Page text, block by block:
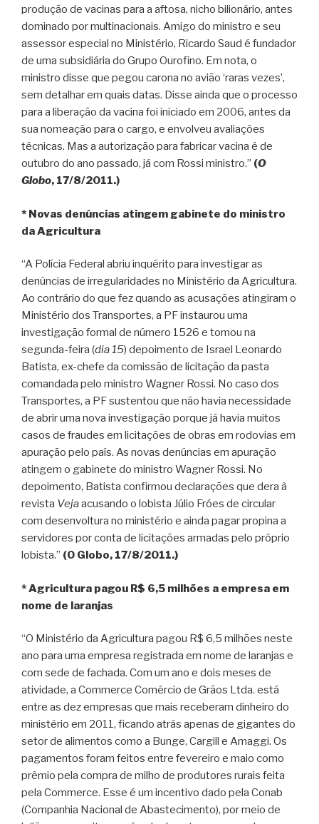
produção de vacinas para a aftosa, nicho bilionário, antes
dominado por multinacionais. Amigo do ministro e seu
assessor especial no Ministério, Ricardo Saud é fundador
de uma subsidiária do Grupo Ourofino. Em nota, o
ministro disse que pegou carona no avião ‘raras vezes’,
sem detalhar em quais datas. Disse ainda que o processo
para a liberação da vacina foi iniciado em 2006, antes da
sua nomeação para o cargo, e envolveu avaliações
técnicas. Mas a autorização para fabricar vacina é de
outubro do ano passado, já com Rossi ministro.” (O
Globo, 17/8/2011.)
* Novas denúncias atingem gabinete do ministro
da Agricultura
“A Polícia Federal abriu inquérito para investigar as
denúncias de irregularidades no Ministério da Agricultura.
Ao contrário do que fez quando as acusações atingiram o
Ministério dos Transportes, a PF instaurou uma
investigação formal de número 1526 e tomou na
segunda-feira (dia 15) depoimento de Israel Leonardo
Batista, ex-chefe da comissão de licitação da pasta
comandada pelo ministro Wagner Rossi. No caso dos
Transportes, a PF sustentou que não havia necessidade
de abrir uma nova investigação porque já havia muitos
casos de fraudes em licitações de obras em rodovias em
apuração pelo país. As novas denúncias em apuração
atingem o gabinete do ministro Wagner Rossi. No
depoimento, Batista confirmou declarações que dera à
revista Vejaacusando o lobista Júlio Fróes de circular
com desenvoltura no ministério e ainda pagar propina a
servidores por conta de licitações armadas pelo próprio
lobista.” (O Globo, 17/8/2011.)
* Agricultura pagou R$ 6,5 milhões a empresa em
nome de laranjas
“O Ministério da Agricultura pagou R$ 6,5 milhões neste
ano para uma empresa registrada em nome de laranjas e
com sede de fachada. Com um ano e dois meses de
atividade, a Commerce Comércio de Grãos Ltda. está
entre as dez empresas que mais receberam dinheiro do
ministério em 2011, ficando atrás apenas de gigantes do
setor de alimentos como a Bunge, Cargill e Amaggi. Os
pagamentos foram feitos entre fevereiro e maio como
prêmio pela compra de milho de produtores rurais feita
pela Commerce. Esse é um incentivo dado pela Conab
(Companhia Nacional de Abastecimento), por meio de